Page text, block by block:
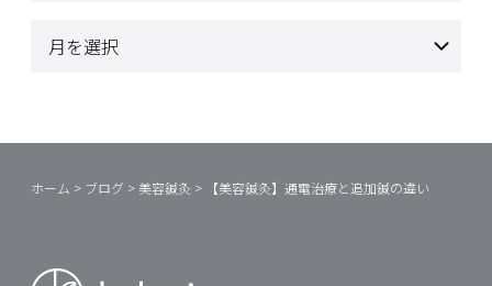
ホーム > ブログ >美容鍼灸 > 【美容鍼灸】通電治療と追加鍼の違い